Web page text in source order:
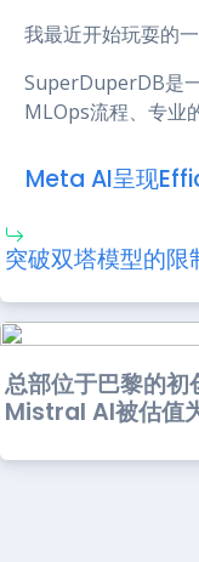
我最近开始玩耍的
SuperDuperDB是
MLOps流程、专业
Meta AI呈现
突破双塔模型的限
总部位于巴黎的初
Mistral AI被估值